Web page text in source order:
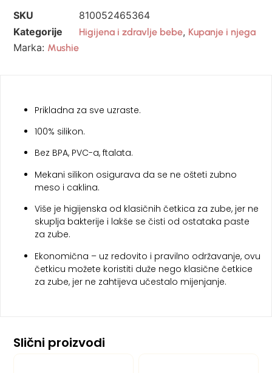
SKU
810052465364
Kategorije
Higijena i zdravlje bebe, Kupanje i njega
Marka: Mushie
Prikladna za sve uzraste.
100% silikon.
Bez BPA, PVC-a, ftalata.
Mekani silikon osigurava da se ne ošteti zubno
meso i caklina.
Više je higijenska od klasičnih četkica za zube, jer ne
skuplja bakterije i lakše se čisti od ostataka paste
za zube.
Ekonomična – uz redovito i pravilno održavanje, ovu
četkicu možete koristiti duže nego klasične četkice
za zube, jer ne zahtijeva učestalo mijenjanje.
Slični proizvodi